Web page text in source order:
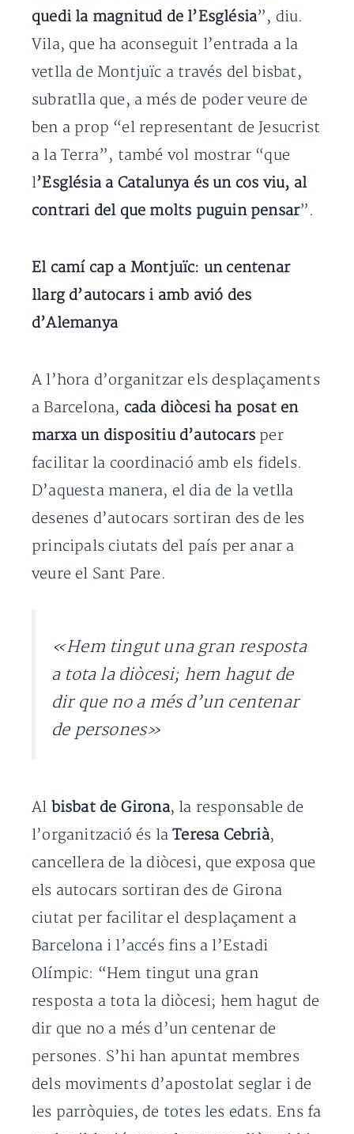
quedi la magnitud de l’Església”, diu.
Vila, que ha aconseguit l’entrada a la
vetlla de Montjuïc a través del bisbat,
subratlla que, a més de poder veure de
ben a prop “el representant de Jesucrist
a la Terra”, també vol mostrar “que
l’Església a Catalunya és un cos viu, al
contrari del que molts puguin pensar”.
El camí cap a Montjuïc: un centenar
llarg d’autocars i amb avió des
d’Alemanya
A l’hora d’organitzar els desplaçaments
a Barcelona, cada diòcesi ha posat en
marxa un dispositiu d’autocars per
facilitar la coordinació amb els fidels.
D’aquesta manera, el dia de la vetlla
desenes d’autocars sortiran des de les
principals ciutats del país per anar a
veure el Sant Pare.
«Hem tingut una gran resposta
a tota la diòcesi; hem hagut de
dir que no a més d’un centenar
de persones»
Al bisbat de Girona, la responsable de
l’organització és laTeresa Cebrià,
cancellera de la diòcesi, que exposa que
els autocars sortiran des de Girona
ciutat per facilitar el desplaçament a
Barcelona i l’accés fins a l’Estadi
Olímpic: “Hem tingut una gran
resposta a tota la diòcesi; hem hagut de
dir que no a més d’un centenar de
persones. S’hi han apuntat membres
dels moviments d’apostolat seglar i de
les parròquies, de totes les edats. Ens fa